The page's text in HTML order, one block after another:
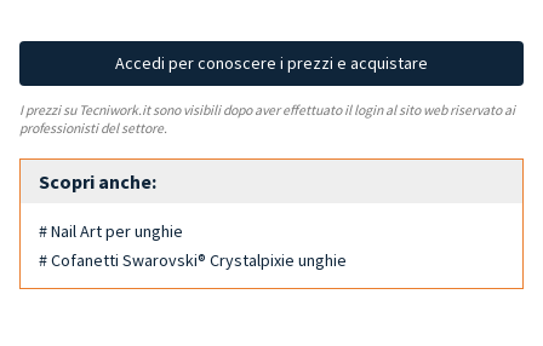
Accedi per conoscere i prezzi e acquistare
I prezzi su Tecniwork.it sono visibili dopo aver effettuato il login al sito web riservato ai
professionisti del settore.
Scopri anche:
# Nail Art per unghie
# Cofanetti Swarovski® Crystalpixie unghie